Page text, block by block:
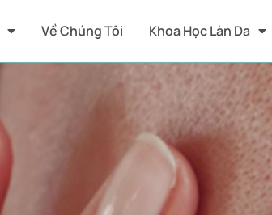
Về Chúng Tôi Khoa Học Làn Da